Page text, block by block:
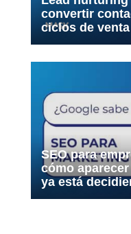
convertir
ciclos de
SEO para
cómo
ya está